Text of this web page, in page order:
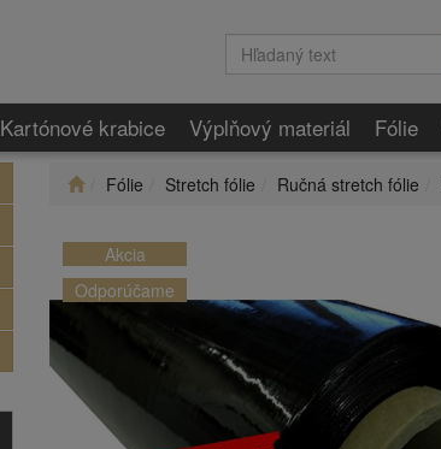
Kartónové krabice Výplňový materiál Fólie
Fólie Stretch fólie Ručná stretch fólie
Akcia
Odporúčame